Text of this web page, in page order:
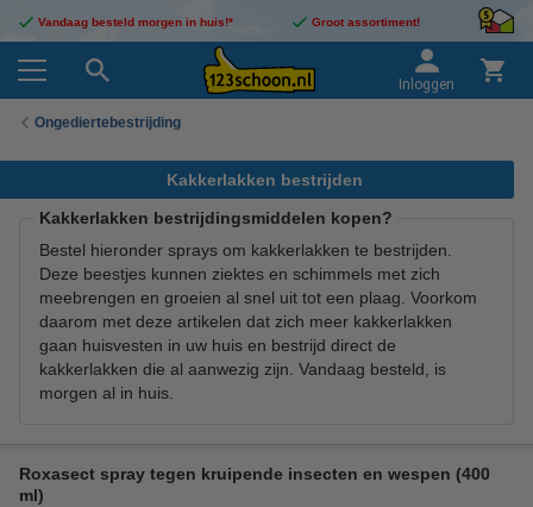
Vandaag besteld morgen in huis!* Groot assortiment!
Inloggen
Ongediertebestrijding
Kakkerlakken bestrijden
Kakkerlakken bestrijdingsmiddelen kopen?
Bestel hieronder sprays om kakkerlakken te bestrijden.
Deze beestjes kunnen ziektes en schimmels met zich
meebrengen en groeien al snel uit tot een plaag. Voorkom
daarom met deze artikelen dat zich meer kakkerlakken
gaan huisvesten in uw huis en bestrijd direct de
kakkerlakken die al aanwezig zijn. Vandaag besteld, is
morgen al in huis.
Roxasect spray tegen kruipende insecten en wespen (400
ml)